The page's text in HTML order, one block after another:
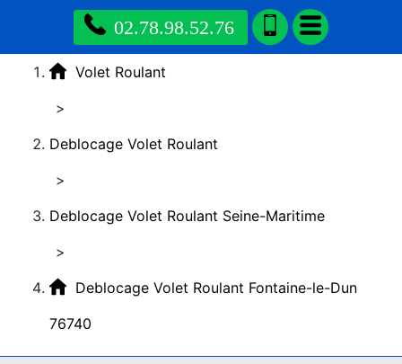
02.78.98.52.76
Volet Roulant
>
Deblocage Volet Roulant
>
Deblocage Volet Roulant Seine-Maritime
>
Deblocage Volet Roulant Fontaine-le-Dun
76740